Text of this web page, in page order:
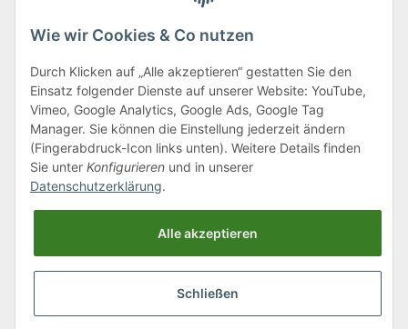
Klagenfurter Straße 29
9556 Liebenfels
Montag bis Donnerstag: 8:00 bis 16:30 Uhr
Freitag: 8:00 bis 12:00 Uhr
Tel.:0043 (0) 4262 50900
office@cncshop.at
Wie wir Cookies & Co nutzen
Durch Klicken auf „Alle akzeptieren“ gestatten Sie den
Einsatz folgender Dienste auf unserer Website: YouTube,
Vimeo, Google Analytics, Google Ads, Google Tag
Manager. Sie können die Einstellung jederzeit ändern
(Fingerabdruck-Icon links unten). Weitere Details finden
Sie unter Konfigurieren und in unserer
Datenschutzerklärung.
Alle akzeptieren
Schließen